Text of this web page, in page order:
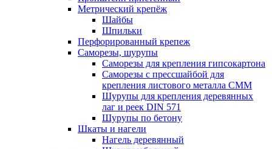
Метрический крепёж
Шайбы
Шпильки
Перфорированный крепеж
Саморезы, шурупы
Саморезы для крепления гипсокартона
Саморезы с прессшайбой для
крепления листового металла СММ
Шурупы для крепления деревянных
лаг и реек DIN 571
Шурупы по бетону
Шкаты и нагели
Нагель деревянный